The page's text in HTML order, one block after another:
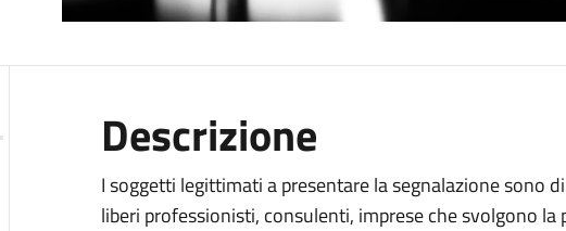
Descrizione
I soggetti legittimati a presentare la segnalazione sono
liberi professionisti, consulenti, imprese che svolgono